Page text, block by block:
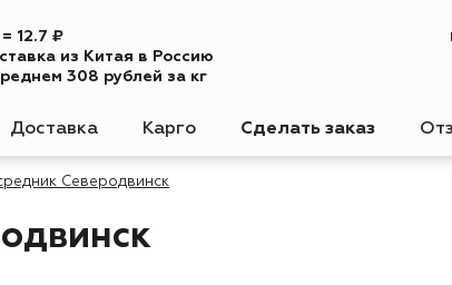
= 12.7 ₽
из Китая в Россию
308 рублей за кг
Доставка Карго Сделать заказ
Северодвинск